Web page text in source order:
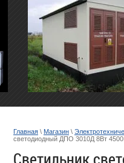
Главная \ Магазин \
светодиодный ДПО 3010Д 8Вт